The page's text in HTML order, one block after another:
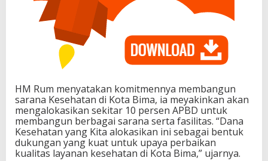
HM Rum menyatakan komitmennya membangun
sarana Kesehatan di Kota Bima, ia meyakinkan akan
mengalokasikan sekitar 10 persen APBD untuk
membangun berbagai sarana serta fasilitas. “Dana
Kesehatan yang Kita alokasikan ini sebagai bentuk
dukungan yang kuat untuk upaya perbaikan
kualitas layanan kesehatan di Kota Bima,” ujarnya.